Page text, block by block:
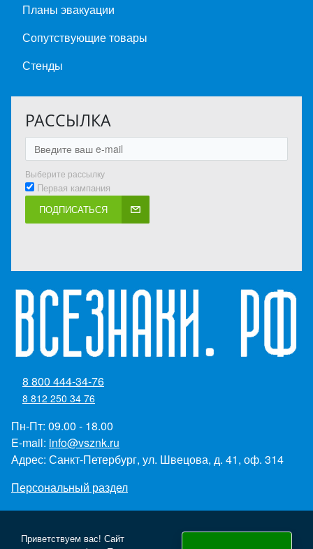
Планы эвакуации
Сопутствующие товары
Стенды
РАССЫЛКА
Выберите рассылку
Первая кампания
ПОДПИСАТЬСЯ
8 800 444-34-76
8 812 250 34 76
Пн-Пт: 09.00 - 18.00
E-mail: info@vsznk.ru
Адрес: Санкт-Петербург, ул. Швецова, д. 41, оф. 314
Персональный раздел
Приветствуем вас! Сайт